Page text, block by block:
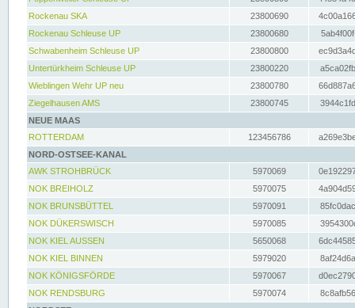
Rockenau SKA
23800690
Rockenau Schleuse UP
23800680
Schwabenheim Schleuse UP
23800800
Untertürkheim Schleuse UP
23800220
Wieblingen Wehr UP neu
23800780
Ziegelhausen AMS
23800745
NEUE MAAS
ROTTERDAM
123456786
NORD-OSTSEE-KANAL
AWK STROHBRÜCK
5970069
NOK BREIHOLZ
5970075
NOK BRUNSBÜTTEL
5970091
NOK DÜKERSWISCH
5970085
NOK KIEL AUSSEN
5650068
NOK KIEL BINNEN
5979020
NOK KÖNIGSFÖRDE
5970067
NOK RENDSBURG
5970074